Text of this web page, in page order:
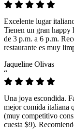
Excelente lugar
Tienen un gran happy
de 3 p.m. a 6 p.m.
restaurante es muy
Jaqueline Olivas
“
Una joya escondida.
mejor comida italiana
(muy competitivo
cuesta $9).